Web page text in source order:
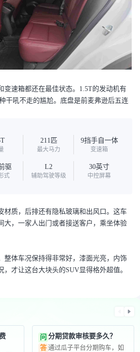
变速箱都还在最佳状态。1.5T的发动机有
干吼不走的尴尬。底盘是前麦弗逊后五连
211匹
最大马力
9挡手自一体
变速箱
驱
式
L2
辅助驾驶等级
30英寸
中控屏幕
材质，后排还有隐私玻璃和出风口。这车
大，一家人出门或者接送客户，乘坐体验
整体车况保持得非常好，漆面光亮，内饰
才让这台大块头的SUV显得格外超值。
问 分期贷款审核要多久？
答 通过瓜子平台分期购车，如